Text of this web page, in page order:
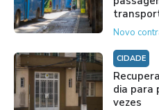
Novo
CIDADE
dia para
vezes